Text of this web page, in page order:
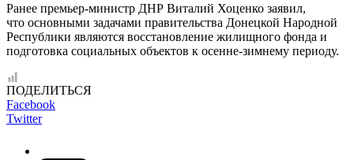
Ранее премьер-министр ДНР Виталий Хоценко заявил,
что основными задачами правительства Донецкой Народной
Республики являются восстановление жилищного фонда и
подготовка социальных объектов к осенне-зимнему периоду.
ПОДЕЛИТЬСЯ
Facebook
Twitter